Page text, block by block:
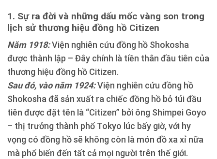
1. Sự ra đời và những dấu mốc vàng son trong
lịch sử thương hiệu đồng hồ Citizen
Năm 1918:Viện nghiên cứu đồng hồ Shokosha
được thành lập – Đây chính là tiền thân đầu tiên của
thương hiệu đồng hồ Citizen.
Sau đó, vào năm 1924:Viện nghiên cứu đồng hồ
Shokosha đã sản xuất ra chiếc đồng hồ bỏ túi đầu
tiên được đặt tên là “Citizen” bởi ông Shimpei Goyo
– thị trưởng thành phố Tokyo lúc bấy giờ, với hy
vọng có đồng hồ sẽ không còn là món đồ xa xỉ nữa
mà phổ biến đến tất cả mọi người trên thế giới.